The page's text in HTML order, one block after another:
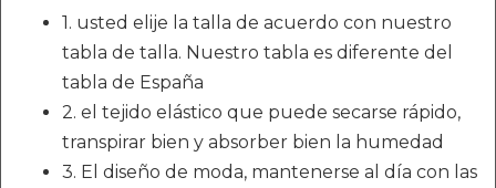
1. usted elije la talla de acuerdo con nuestro
tabla de talla. Nuestro tabla es diferente del
tabla de España
2. el tejido elástico que puede secarse rápido,
transpirar bien y absorber bien la humedad
3. El diseño de moda, mantenerse al día con las